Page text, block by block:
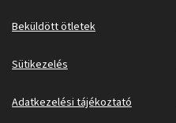
Beküldött ötletek
Sütikezelés
Adatkezelési tájékoztató